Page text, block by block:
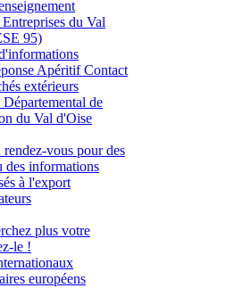
du Val
95)
Apéritif Contact
extérieurs
de
du Val d'Oise
vous pour des
des informations
à l'export
plus votre
le !
européens